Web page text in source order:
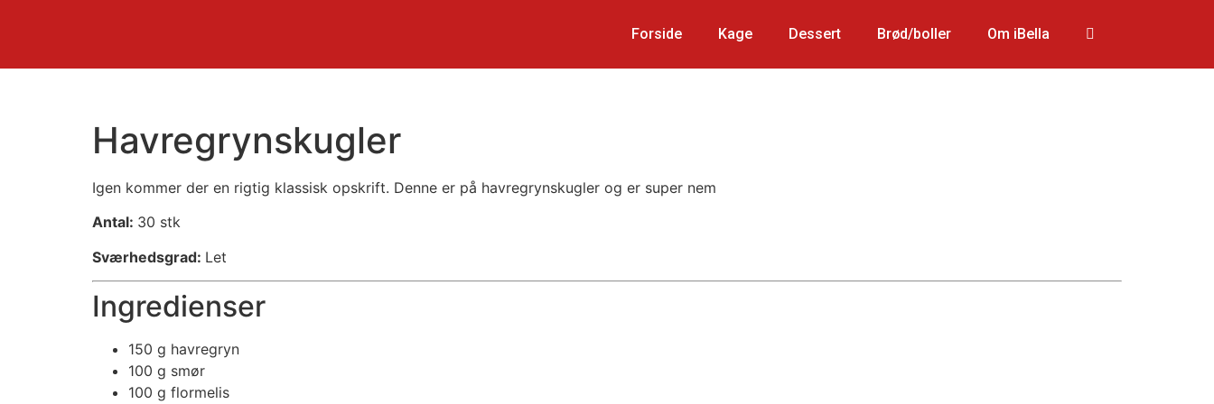
Forside Kage Dessert Brød/boller Om iBella
Havregrynskugler
Igen kommer der en rigtig klassisk opskrift. Denne er på havregrynskugler og er super nem
Antal: 30 stk
Sværhedsgrad: Let
Ingredienser
150 g havregryn
100 g smør
100 g flormelis